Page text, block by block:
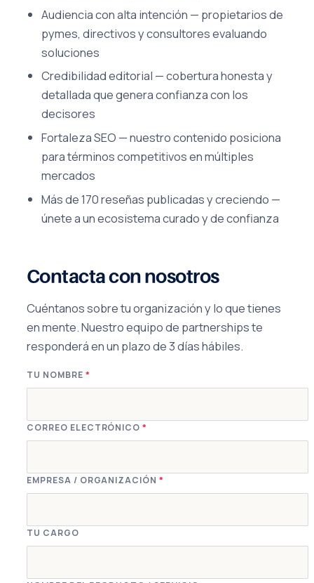
Audiencia con alta intención — propietarios de
pymes, directivos y consultores evaluando
soluciones
Credibilidad editorial — cobertura honesta y
detallada que genera confianza con los
decisores
Fortaleza SEO — nuestro contenido posiciona
para términos competitivos en múltiples
mercados
Más de 170 reseñas publicadas y creciendo —
únete a un ecosistema curado y de confianza
Contacta con nosotros
Cuéntanos sobre tu organización y lo que tienes
en mente. Nuestro equipo de partnerships te
responderá en un plazo de 3 días hábiles.
TU NOMBRE *
CORREO ELECTRÓNICO *
EMPRESA / ORGANIZACIÓN *
TU CARGO